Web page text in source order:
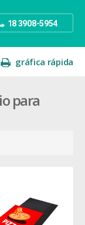
18 3908-5954
gráfica rápida
sinalização
para